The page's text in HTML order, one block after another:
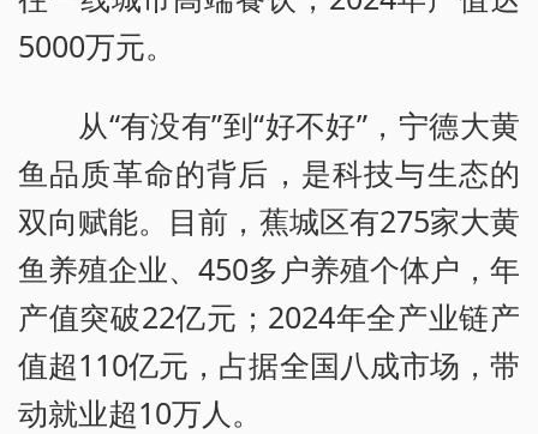
5000万元。
从“有没有”到“好不好”，宁德大黄
鱼品质革命的背后，是科技与生态的
双向赋能。目前，蕉城区有275家大黄
鱼养殖企业、450多户养殖个体户，年
产值突破22亿元；2024年全产业链产
值超110亿元，占据全国八成市场，带
动就业超10万人。